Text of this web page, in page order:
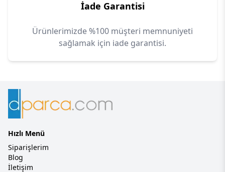
İade Garantisi
Ürünlerimizde %100 müşteri memnuniyeti
sağlamak için iade garantisi.
Hızlı Menü
Siparişlerim
Blog
İletişim